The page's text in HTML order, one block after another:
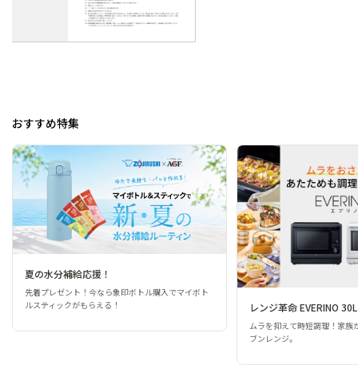
おすすめ特集
夏の水分補給応援！
先着プレゼント！今なら象印ボトル購入でマイボト
ルスティックがもらえる！
レンジ革命 EVERINO 30L
ムラを抑えて時短調理！家族
ブンレンジ。